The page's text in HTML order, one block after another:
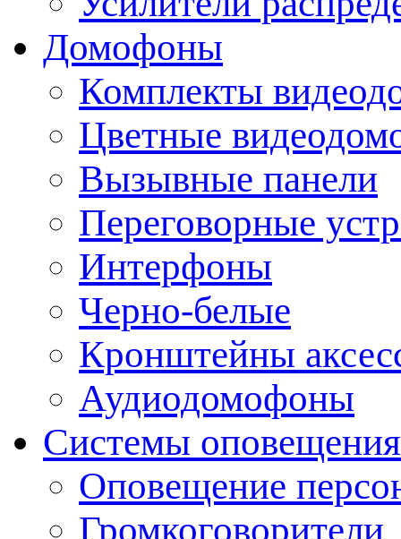
Домофоны
Комплекты
Цветные
Вызывные панели
Переговорные
Интерфоны
Черно-белые
Кронштейны
Аудиодомофоны
Системы оповещения
Оповещение
Громкоговорители